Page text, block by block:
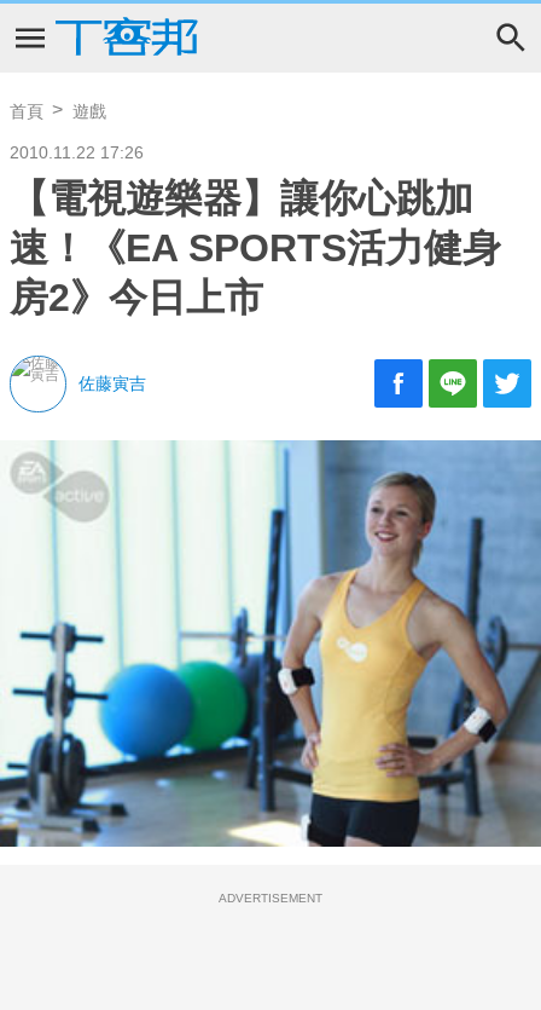
首頁 遊戲
2010.11.22 17:26
【電視遊樂器】讓你心跳加
速！《EA SPORTS活力健身
房2》今日上市
佐藤寅吉
ADVERTISEMENT